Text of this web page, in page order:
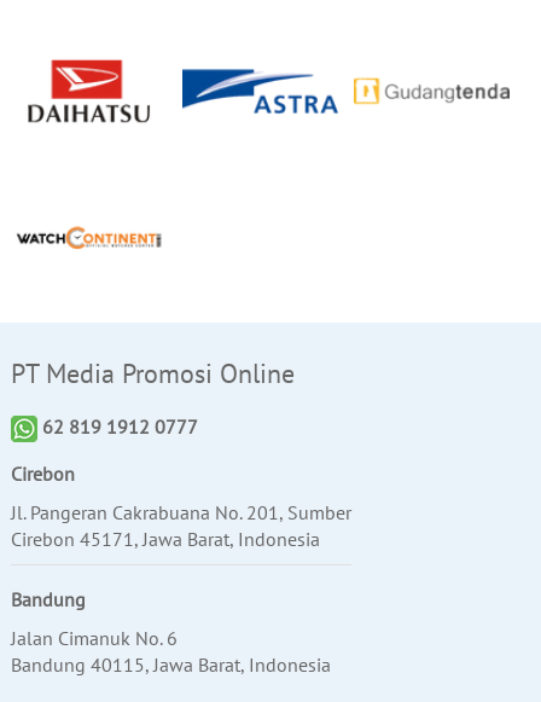
PT Media Promosi Online
62 819 1912 0777
Cirebon
Jl. Pangeran Cakrabuana No. 201, Sumber
Cirebon 45171, Jawa Barat, Indonesia
Bandung
Jalan Cimanuk No. 6
Bandung 40115, Jawa Barat, Indonesia